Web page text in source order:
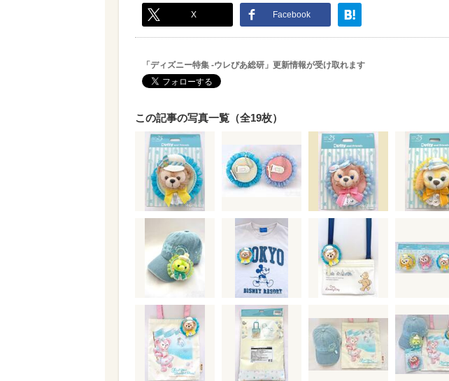
X Facebook
「ディズニー特集 -ウレぴあ総研」更新情報が受け取れます
この記事の写真一覧（全19枚）